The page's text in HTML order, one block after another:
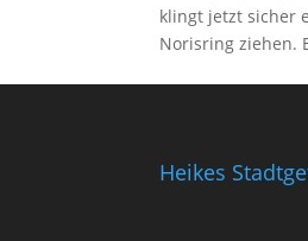
klingt jetzt sicher
Norisring ziehen.
Heikes